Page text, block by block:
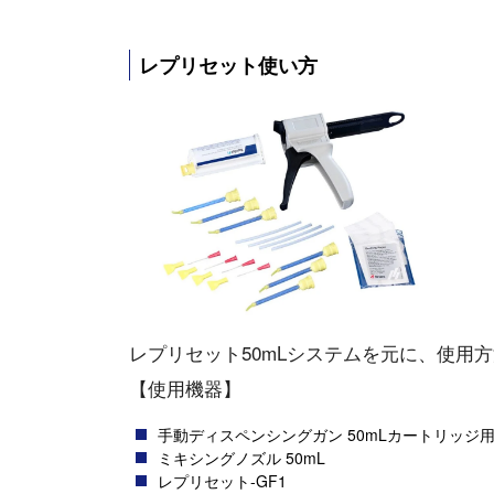
レプリセット使い方
レプリセット50mLシステムを元に、使用方
【使用機器】
手動ディスペンシングガン 50mLカートリッジ用
ミキシングノズル 50mL
レプリセット-GF1